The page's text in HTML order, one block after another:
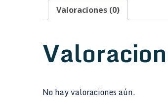
Valoraciones (0)
No hay valoraciones aún.